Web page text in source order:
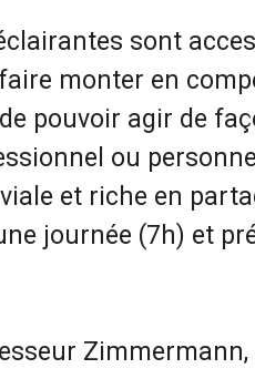
sont
monter en
pouvoir agir de
ou
et riche en
journée (7h) et
Zimmermann,